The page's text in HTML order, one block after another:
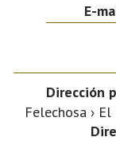
E-
Dirección
Felechosa ›